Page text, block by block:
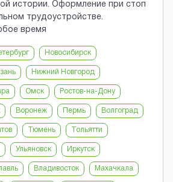
истории. Оформление при стоп
трудоустройстве.
время
Новосибирск
Нижний Новгород
Омск Ростов-на-Дону
Воронеж Пермь Волгоград
Тюмень Тольятти
Ульяновск Иркутск
Владивосток Махачкала